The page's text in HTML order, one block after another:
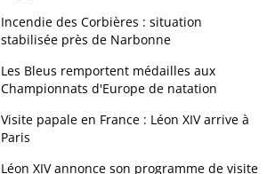
Incendie des Corbières : situation
stabilisée près de Narbonne
Les Bleus remportent médailles aux
Championnats d'Europe de natation
Visite papale en France : Léon XIV arrive à
Paris
Léon XIV annonce son programme de visite